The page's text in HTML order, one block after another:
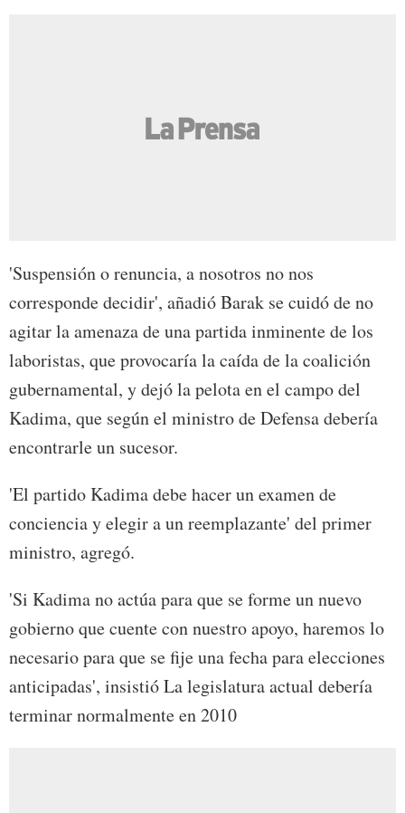
'Suspensión o renuncia, a nosotros no nos
corresponde decidir', añadió Barak se cuidó de no
agitar la amenaza de una partida inminente de los
laboristas, que provocaría la caída de la coalición
gubernamental, y dejó la pelota en el campo del
Kadima, que según el ministro de Defensa debería
encontrarle un sucesor.
'El partido Kadima debe hacer un examen de
conciencia y elegir a un reemplazante' del primer
ministro, agregó.
'Si Kadima no actúa para que se forme un nuevo
gobierno que cuente con nuestro apoyo, haremos lo
necesario para que se fije una fecha para elecciones
anticipadas', insistió La legislatura actual debería
terminar normalmente en 2010